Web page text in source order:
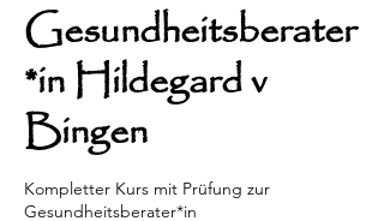
Gesundheitsberater
*in Hildegard v
Bingen
Kompletter Kurs mit Prüfung zur
Gesundheitsberater*in